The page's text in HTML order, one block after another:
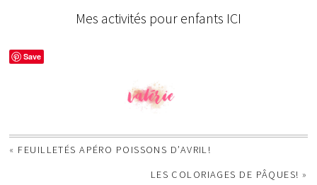
Mes activités pour enfants ICI
Save
« FEUILLETÉS APÉRO POISSONS D’AVRIL!
LES COLORIAGES DE PÂQUES! »